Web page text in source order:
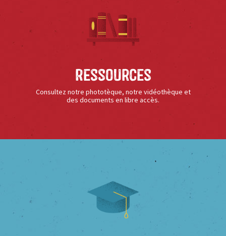
Ressources
Consultez notre phototèque, notre vidéothèque et
des documents en libre accès.